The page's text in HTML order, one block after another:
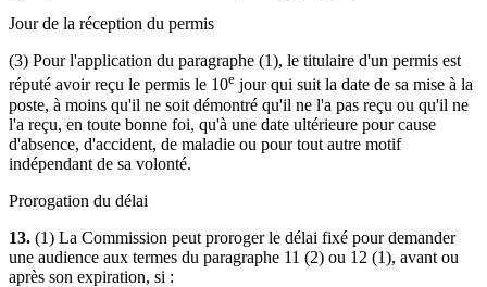
Jour de la réception du permis
(3) Pour l'application du paragraphe (1), le titulaire d'un permis est
réputé avoir reçu le permis le 10e jour qui suit la date de sa mise à la
poste, à moins qu'il ne soit démontré qu'il ne l'a pas reçu ou qu'il ne
l'a reçu, en toute bonne foi, qu'à une date ultérieure pour cause
d'absence, d'accident, de maladie ou pour tout autre motif
indépendant de sa volonté.
Prorogation du délai
13. (1) La Commission peut proroger le délai fixé pour demander
une audience aux termes du paragraphe 11 (2) ou 12 (1), avant ou
après son expiration, si :